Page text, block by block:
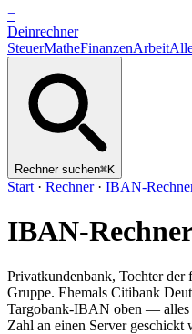
=
Deinrechner
SteuerMatheFinanzenArbeit
Rechner suchen⌘K
Start · Rechner · IBAN-
IBAN-
Privatkundenbank, Tochter der
Gruppe. Ehemals Citibank
Targobank-IBAN oben — alles
Zahl an einen Server geschickt